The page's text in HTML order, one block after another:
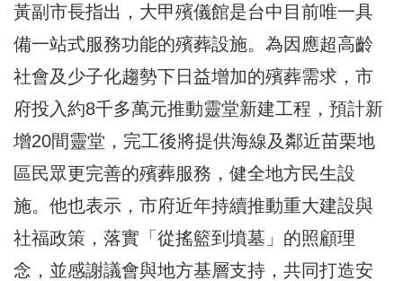
黃副市長指出，大甲殯儀館是台中目前唯一具
備一站式服務功能的殯葬設施。為因應超高齡
社會及少子化趨勢下日益增加的殯葬需求，市
府投入約8千多萬元推動靈堂新建工程，預計新
增20間靈堂，完工後將提供海線及鄰近苗栗地
區民眾更完善的殯葬服務，健全地方民生設
施。他也表示，市府近年持續推動重大建設與
社福政策，落實「從搖籃到墳墓」的照顧理
念，並感謝議會與地方基層支持，共同打造安